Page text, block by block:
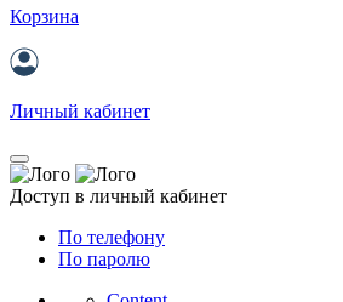
Корзина
Личный кабинет
Доступ в личный кабинет
По телефону
По паролю